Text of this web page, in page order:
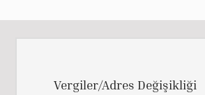
Vergiler/Adres Değişikliği